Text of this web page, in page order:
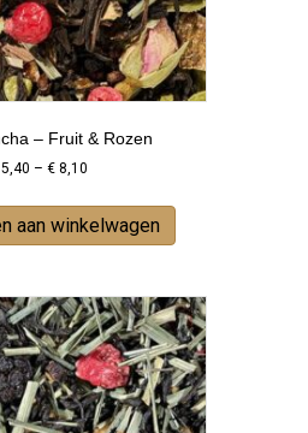
– Fruit & Rozen
5,40 – € 8,10
€ 5,40
through
€ 8,10
aan winkelwagen
has
variants.
The
options
may
be
chosen